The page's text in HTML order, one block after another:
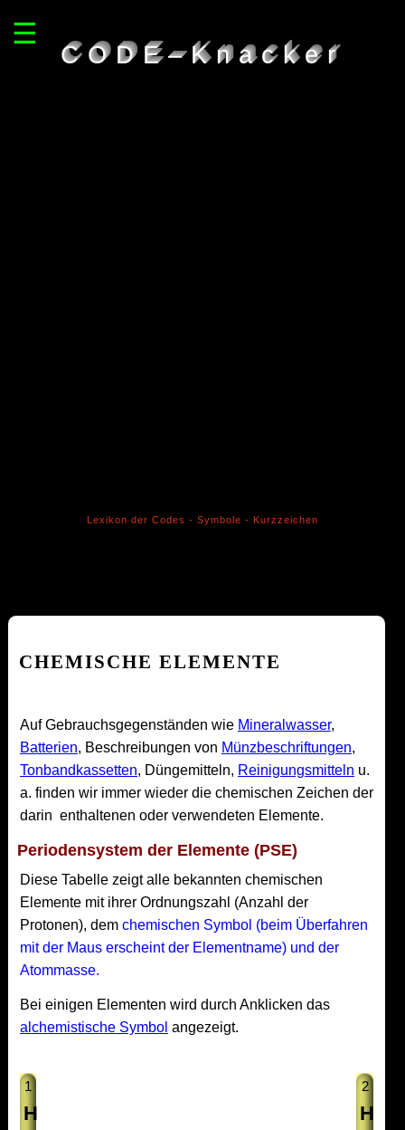
CODE–Knacker
Lexikon der Codes - Symbole - Kurzzeichen
☰
CHEMISCHE ELEMENTE
Auf Gebrauchsgegenständen wie Mineralwasser,
Batterien, Beschreibungen von Münzbeschriftungen,
Tonbandkassetten, Düngemitteln, Reinigungsmitteln u.
a. finden wir immer wieder die chemischen Zeichen der
darin enthaltenen oder verwendeten Elemente.
Periodensystem der Elemente (PSE)
Diese Tabelle zeigt alle bekannten chemischen
Elemente mit ihrer Ordnungszahl (Anzahl der
Protonen), dem chemischen Symbol (beim Überfahren
mit der Maus erscheint der Elementname) und der
Atommasse.
Bei einigen Elementen wird durch Anklicken das
alchemistische Symbol angezeigt.
1
H
2
H